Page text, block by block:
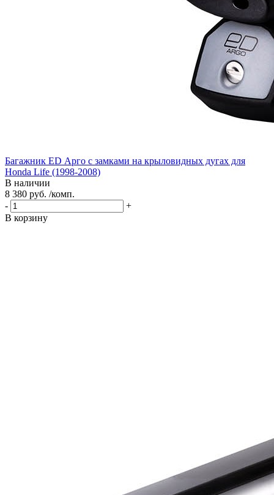
Багажник ED Арго с замками на крыловидных дугах для
Honda Life (1998-2008)
В наличии
8 380 руб. /комп.
-
+
В корзину